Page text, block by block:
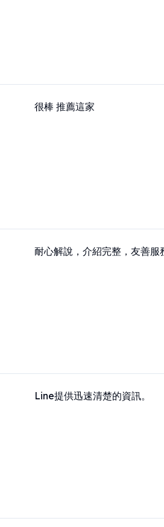
很棒 推薦這家
耐心解說，介紹完整，友善服
Line提供迅速清楚的資訊。